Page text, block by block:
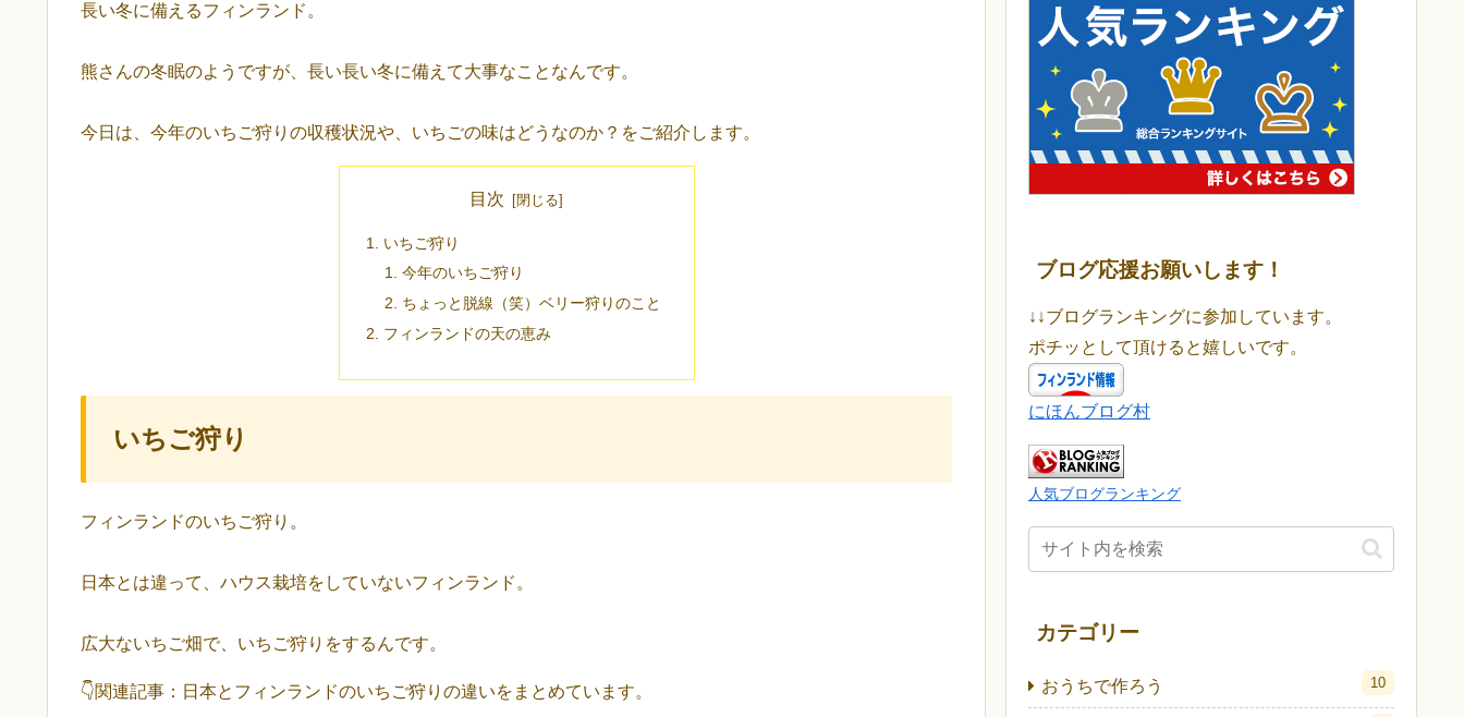
長い冬に備えるフィンランド。
熊さんの冬眠のようですが、長い長い冬に備えて大事なことなんです。
今日は、今年のいちご狩りの収穫状況や、いちごの味はどうなのか？をご紹介します。
目次
いちご狩り
今年のいちご狩り
ちょっと脱線（笑）ベリー狩りのこと
フィンランドの天の恵み
いちご狩り
フィンランドのいちご狩り。
日本とは違って、ハウス栽培をしていないフィンランド。
広大ないちご畑で、いちご狩りをするんです。
👇関連記事：日本とフィンランドのいちご狩りの違いをまとめています。
ブログ応援お願いします！
↓↓ブログランキングに参加しています。
ポチッとして頂けると嬉しいです。
にほんブログ村
人気ブログランキング
カテゴリー
おうちで作ろう 10